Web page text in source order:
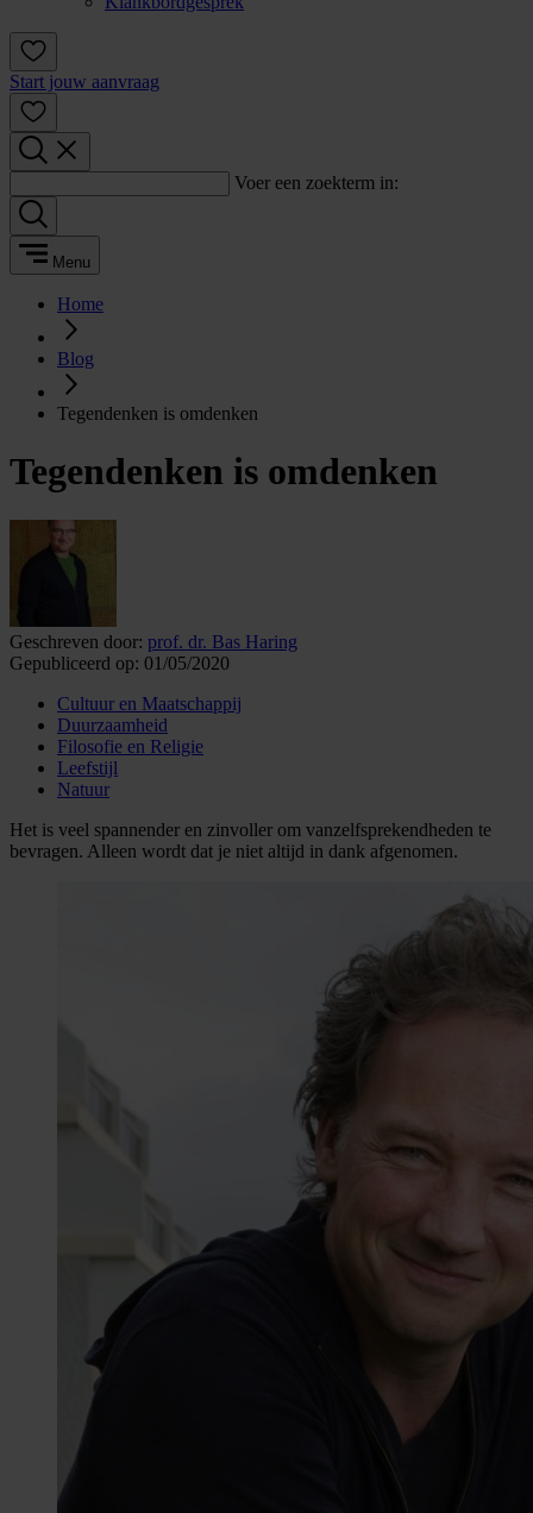
Start jouw aanvraag
Voer een zoekterm in:
Menu
Home
Blog
Tegendenken is omdenken
Tegendenken is omdenken
Geschreven door: prof. dr. Bas Haring
Gepubliceerd op: 01/05/2020
Cultuur en Maatschappij
Duurzaamheid
Filosofie en Religie
Leefstijl
Natuur
Het is veel spannender en zinvoller om vanzelfsprekendheden te
bevragen. Alleen wordt dat je niet altijd in dank afgenomen.